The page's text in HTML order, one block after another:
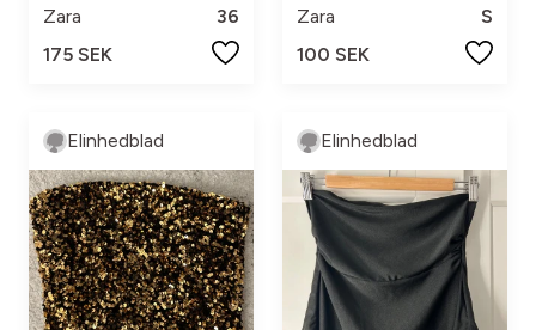
Zara
36
175 SEK
Zara
S
100 SEK
Elinhedblad Elinhedblad